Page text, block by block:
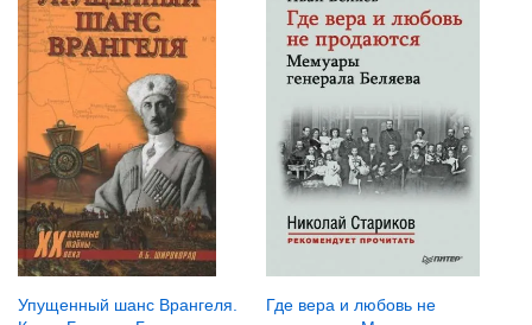
Упущенный шанс Врангеля.
Где вера и любовь не